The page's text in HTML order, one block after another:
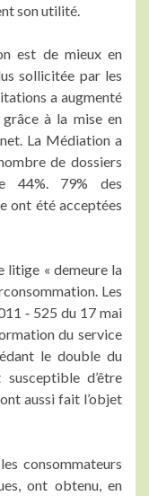
son utilité.
est de mieux en
sollicitée par les
a augmenté
grâce à la mise en
La Médiation a
de dossiers
44%. 79% des
ont été acceptées
litige « demeure la
Les
‐ 525 du 17 mai
du service
le double du
susceptible d’être
aussi fait l’objet
consommateurs
ont obtenu, en